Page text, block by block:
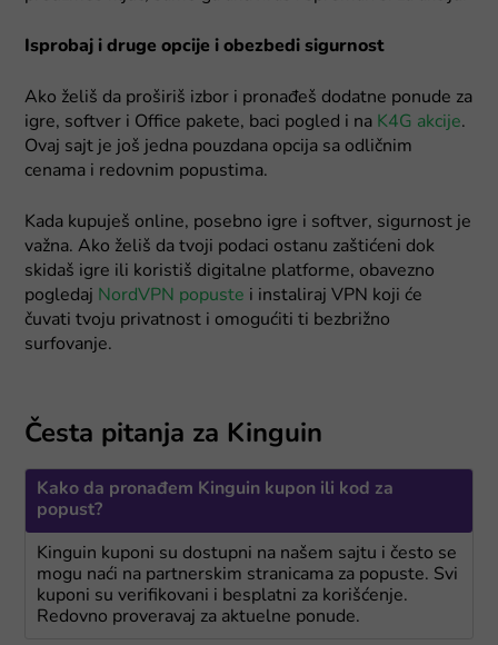
Isprobaj i druge opcije i obezbedi sigurnost
Ako želiš da proširiš izbor i pronađeš dodatne ponude za
igre, softver i Office pakete, baci pogled i na K4G akcije.
Ovaj sajt je još jedna pouzdana opcija sa odličnim
cenama i redovnim popustima.
Kada kupuješ online, posebno igre i softver, sigurnost je
važna. Ako želiš da tvoji podaci ostanu zaštićeni dok
skidaš igre ili koristiš digitalne platforme, obavezno
pogledaj NordVPN popuste i instaliraj VPN koji će
čuvati tvoju privatnost i omogućiti ti bezbrižno
surfovanje.
Česta pitanja za Kinguin
Kako da pronađem Kinguin kupon ili kod za
popust?
Kinguin kuponi su dostupni na našem sajtu i često se
mogu naći na partnerskim stranicama za popuste. Svi
kuponi su verifikovani i besplatni za korišćenje.
Redovno proveravaj za aktuelne ponude.